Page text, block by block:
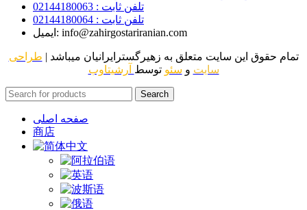
تلفن ثابت : 02144180063
تلفن ثابت : 02144180064
ایمیل: info@zahirgostariranian.com
تمام حقوق این سایت متعلق به زهیرگسترایرانیان میباشد | طراحی
سایت و سئو توسط آرشیتاوب
Search
صفحه اصلی
商店